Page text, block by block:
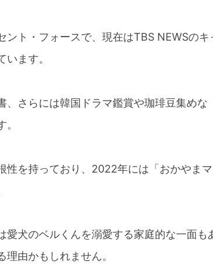
ト・フォースで、現在はTBS NEWSのキ
ます。
、さらには韓国ドラマ鑑賞や珈琲豆集めな
性を持っており、2022年には「おかやまマ
犬のベルくんを溺愛する家庭的な一面も
由かもしれません。